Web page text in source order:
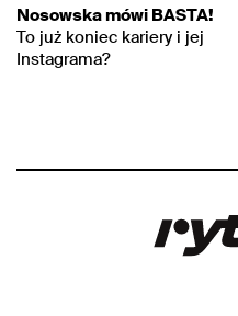
Nosowska mówi BASTA!
To już koniec kariery i jej
Instagrama?